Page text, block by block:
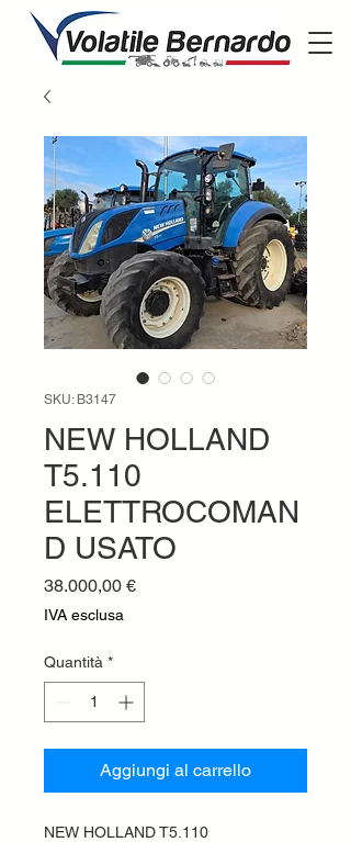
SKU: B3147
NEW HOLLAND
T5.110
ELETTROCOMAN
D USATO
38.000,00 €Prezzo
IVA esclusa
Quantità *
Aggiungi al carrello
NEW HOLLAND T5.110